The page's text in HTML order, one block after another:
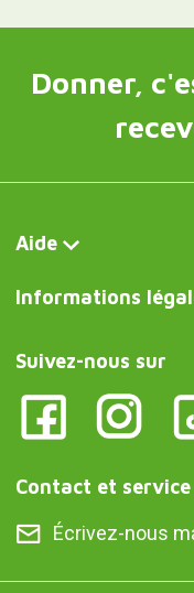
Donner,
Aide
Informations
Suivez-nous sur
Contact et
Écrivez-nous